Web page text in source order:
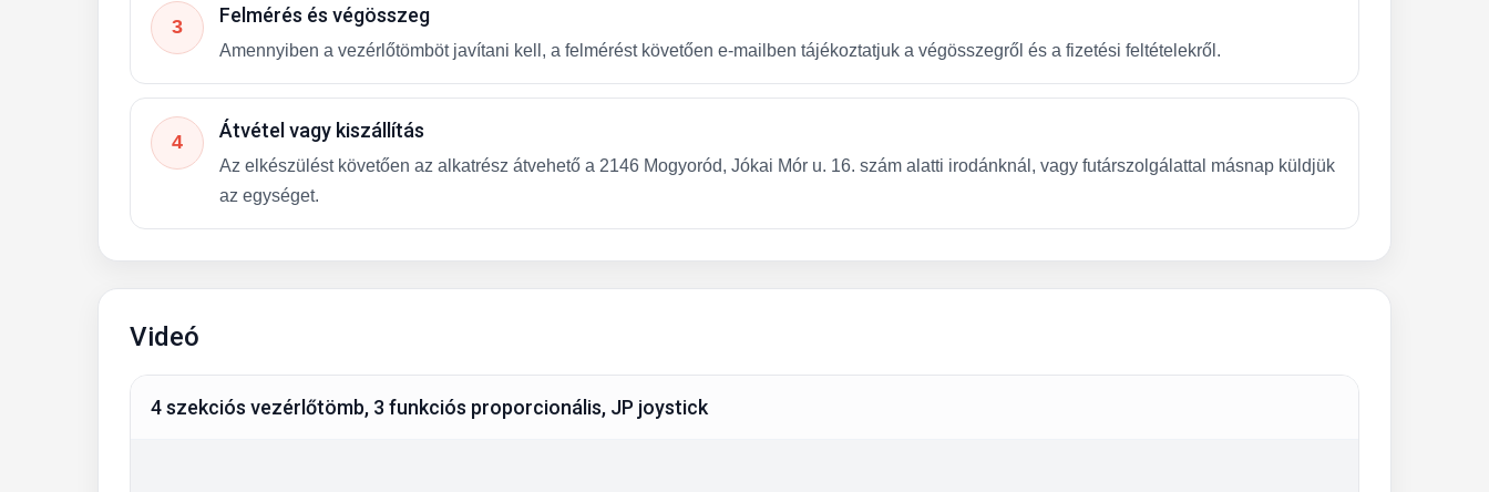
3
Felmérés és végösszeg
Amennyiben a vezérlőtömböt javítani kell, a felmérést követően e-mailben tájékoztatjuk a végösszegről és a fizetési feltételekről.
4
Átvétel vagy kiszállítás
Az elkészülést követően az alkatrész átvehető a 2146 Mogyoród, Jókai Mór u. 16. szám alatti irodánknál, vagy futárszolgálattal másnap küldjük
az egységet.
Videó
4 szekciós vezérlőtömb, 3 funkciós proporcionális, JP joystick